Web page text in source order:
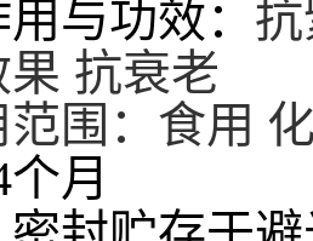
与功效：
抗衰老
围：食用
月